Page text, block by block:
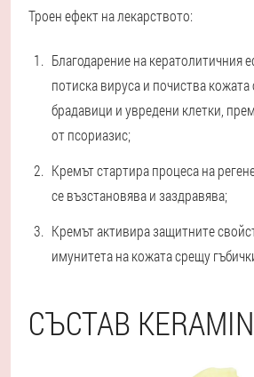
Троен ефект на лекарството:
Благодарение на кератолитичния
потиска вируса и почиства
брадавици и увредени клетки,
от псориазис;
Кремът стартира процеса на
се възстановява и заздравява;
Кремът активира защитните
имунитета на кожата срещу
СЪСТАВ KERAMIN